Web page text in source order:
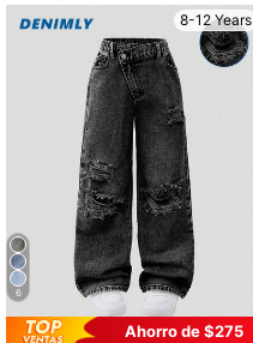
8-12 Years
6
Ahorro de $275